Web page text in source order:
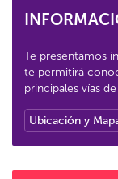
Te presentamos
te permitirá
principales vías
Ubicación y